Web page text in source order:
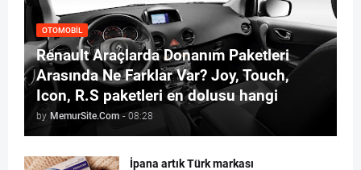
OTOMOBIL
Renault Araçlarda Donanım Paketleri
Arasında Ne Farklar Var? Joy, Touch,
Icon, R.S paketleri en dolusu hangi
by MemurSite.Com - 08:28
İpana artık Türk markası